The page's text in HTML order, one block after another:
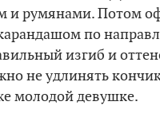
и румянами. Потом
по
изгиб и
не удлинять
молодой девушке.